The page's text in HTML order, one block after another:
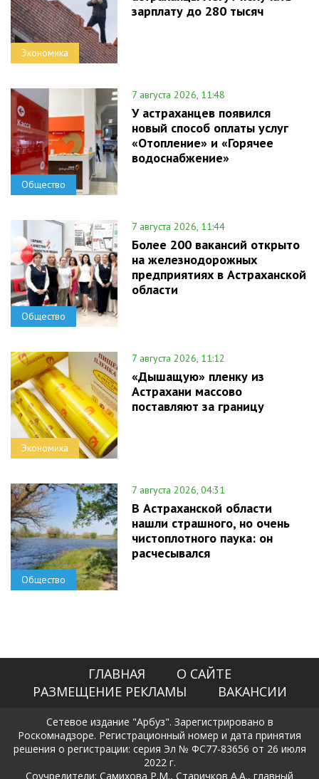
Экономика
зарплату до 280 тысяч
Общество
7 августа 2026, 11:48
У астраханцев появился
новый способ оплаты услуг
«Отопление» и «Горячее
водоснабжение»
Общество
7 августа 2026, 11:44
Более 200 вакансий открыто
на железнодорожных
предприятиях в Астраханской
области
Экономика
7 августа 2026, 11:12
«Дышащую» пленку из
Астрахани массово
поставляют за границу
Общество
7 августа 2026, 04:31
В Астраханской области
нашли страшного, но очень
чистоплотного паука: он
расчесывался
ГЛАВНАЯ
О САЙТЕ
РАЗМЕЩЕНИЕ РЕКЛАМЫ
ВАКАНСИИ
Сетевое издание "Арбуз". Зарегистрировано в
Роскомнадзоре. Регистрационный номер и дата принятия
решения о регистрации: серия Эл № ФС77-83656 от 26 июля
2022 г.
Соучредители: Самихова Р.М., Старичков А.А., главный